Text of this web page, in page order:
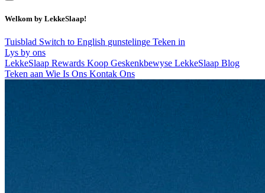
Welkom by LekkeSlaap!
Tuisblad Switch to English gunstelinge Teken in
Lys by ons
LekkeSlaap Rewards Koop Geskenkbewyse LekkeSlaap Blog
Teken aan Wie Is Ons Kontak Ons